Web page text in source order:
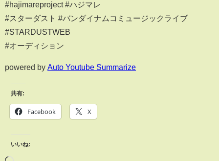
#hajimareproject #ハジマレ
#スターダスト #バンダイナムコミュージックライブ
#STARDUSTWEB
#オーディション
powered by Auto Youtube Summarize
共有:
Facebook X
いいね: